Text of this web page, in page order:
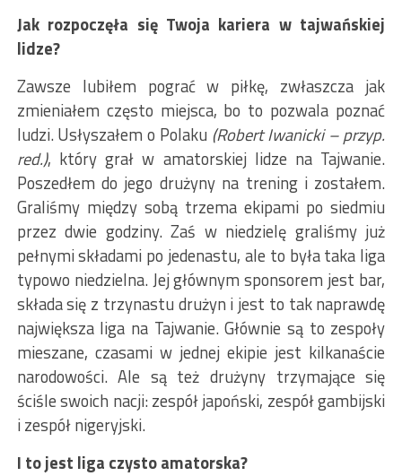
Jak rozpoczęła się Twoja kariera w tajwańskiej
lidze?
Zawsze lubiłem pograć w piłkę, zwłaszcza jak
zmieniałem często miejsca, bo to pozwala poznać
ludzi. Usłyszałem o Polaku (Robert Iwanicki – przyp.
red.), który grał w amatorskiej lidze na Tajwanie.
Poszedłem do jego drużyny na trening i zostałem.
Graliśmy między sobą trzema ekipami po siedmiu
przez dwie godziny. Zaś w niedzielę graliśmy już
pełnymi składami po jedenastu, ale to była taka liga
typowo niedzielna. Jej głównym sponsorem jest bar,
składa się z trzynastu drużyn i jest to tak naprawdę
największa liga na Tajwanie. Głównie są to zespoły
mieszane, czasami w jednej ekipie jest kilkanaście
narodowości. Ale są też drużyny trzymające się
ściśle swoich nacji: zespół japoński, zespół gambijski
i zespół nigeryjski.
I to jest liga czysto amatorska?